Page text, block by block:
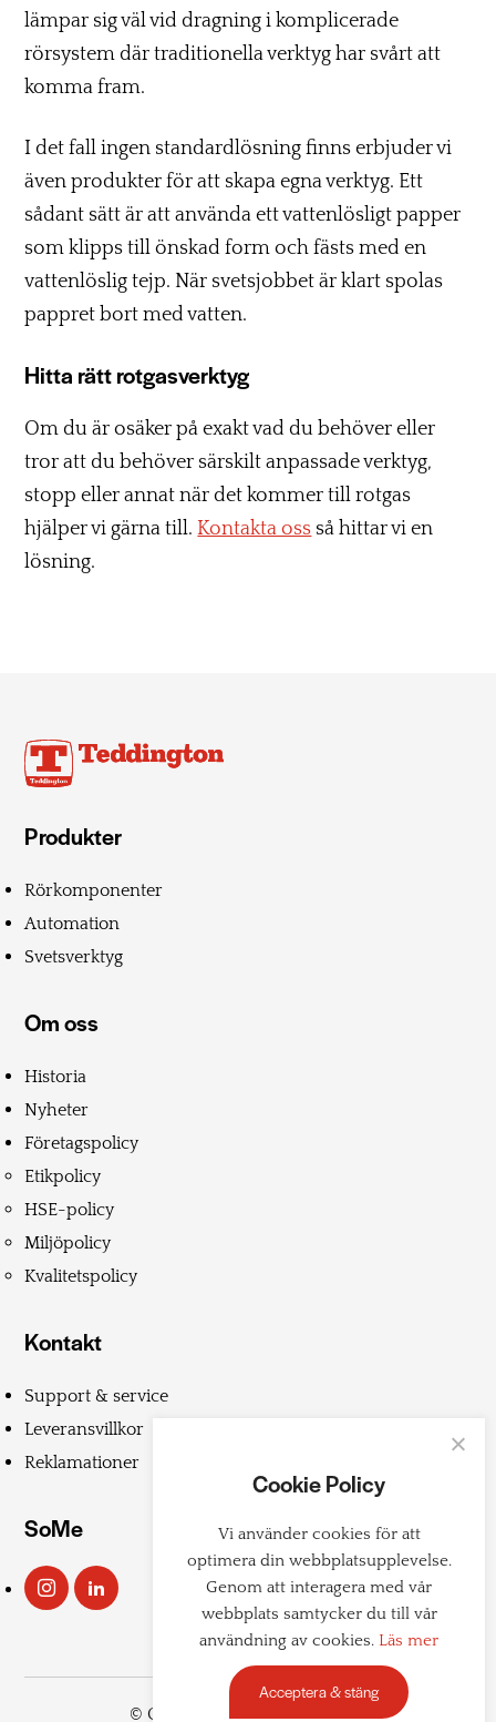
lämpar sig väl vid dragning i komplicerade
rörsystem där traditionella verktyg har svårt att
komma fram.
I det fall ingen standardlösning finns erbjuder vi
även produkter för att skapa egna verktyg. Ett
sådant sätt är att använda ett vattenlösligt papper
som klipps till önskad form och fästs med en
vattenlöslig tejp. När svetsjobbet är klart spolas
pappret bort med vatten.
Hitta rätt rotgasverktyg
Om du är osäker på exakt vad du behöver eller
tror att du behöver särskilt anpassade verktyg,
stopp eller annat när det kommer till rotgas
hjälper vi gärna till.Kontakta oss så hittar vi en
lösning.
Produkter
Rörkomponenter
Automation
Svetsverktyg
Om oss
Historia
Nyheter
Företagspolicy
Etikpolicy
HSE-policy
Miljöpolicy
Kvalitetspolicy
Kontakt
Support & service
Leveransvillkor
Reklamationer
SoMe
© Copyright 2026 Teddington
Cookie Policy
Vi använder cookies för att
optimera din webbplatsupplevelse.
Genom att interagera med vår
webbplats samtycker du till vår
användning av cookies. Läs mer
Acceptera & stäng